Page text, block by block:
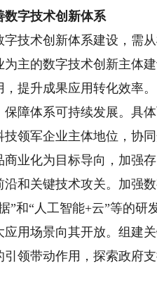
字技术创新体系
术创新体系建设，需从
为主的数字技术创新主体
提升成果应用转化效率
障体系可持续发展。具
军企业主体地位，协同
商业化为目标导向，加强
和关键技术攻关。加强
”和“人工智能+云”等的
应用场景向其开放。组建
领带动作用，探索政府